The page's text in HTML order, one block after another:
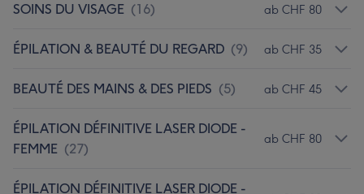
SOINS DU VISAGE (16) ab CHF 80
ÉPILATION & BEAUTÉ DU REGARD (9) ab CHF 35
BEAUTÉ DES MAINS & DES PIEDS (5) ab CHF 45
ÉPILATION DÉFINITIVE LASER DIODE -
FEMME (27)
ab CHF 80
ÉPILATION DÉFINITIVE LASER DIODE -